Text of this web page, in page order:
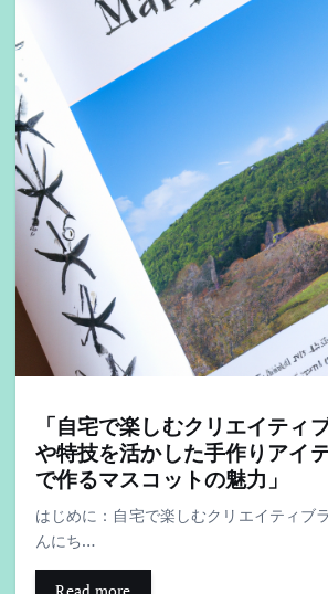
「自宅で楽しむクリエイティ
や特技を活かした手作りアイ
で作るマスコットの魅力」
はじめに：自宅で楽しむクリエイティブ
んにち…
Read more